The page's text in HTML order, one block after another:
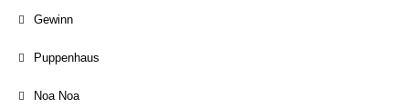
Gewinn
Puppenhaus
Noa Noa